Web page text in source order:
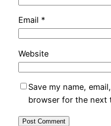
Email *
Website
Save my name,
browser for the next